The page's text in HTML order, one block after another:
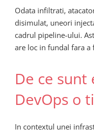
Odata infiltrati,
disimulat, uneori
cadrul pipeline-ului.
are loc in fundal fara a
De ce sunt
DevOps o
In contextul unei